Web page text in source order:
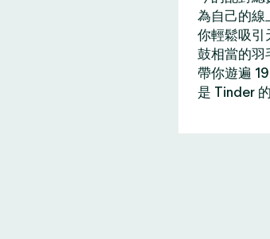
為自己的線
你輕鬆吸引
鼓相當的羽
帶你遊遍
是 Tinder